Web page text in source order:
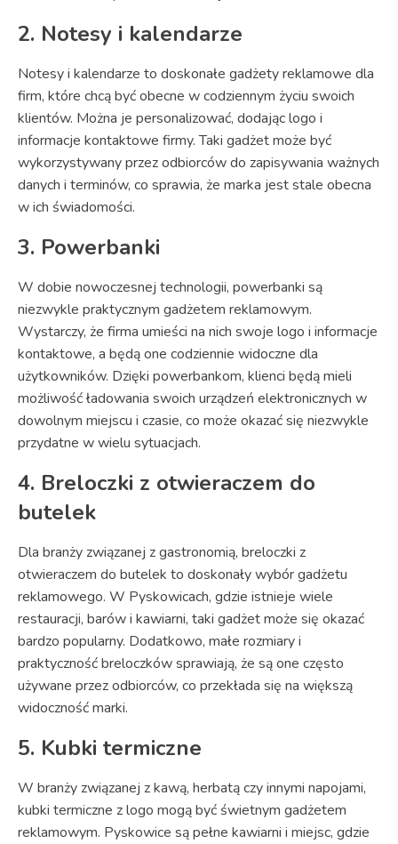
2. Notesy i kalendarze
Notesy i kalendarze to doskonałe gadżety reklamowe dla
firm, które chcą być obecne w codziennym życiu swoich
klientów. Można je personalizować, dodając logo i
informacje kontaktowe firmy. Taki gadżet może być
wykorzystywany przez odbiorców do zapisywania ważnych
danych i terminów, co sprawia, że marka jest stale obecna
w ich świadomości.
3. Powerbanki
W dobie nowoczesnej technologii, powerbanki są
niezwykle praktycznym gadżetem reklamowym.
Wystarczy, że firma umieści na nich swoje logo i informacje
kontaktowe, a będą one codziennie widoczne dla
użytkowników. Dzięki powerbankom, klienci będą mieli
możliwość ładowania swoich urządzeń elektronicznych w
dowolnym miejscu i czasie, co może okazać się niezwykle
przydatne w wielu sytuacjach.
4. Breloczki z otwieraczem do
butelek
Dla branży związanej z gastronomią, breloczki z
otwieraczem do butelek to doskonały wybór gadżetu
reklamowego. W Pyskowicach, gdzie istnieje wiele
restauracji, barów i kawiarni, taki gadżet może się okazać
bardzo popularny. Dodatkowo, małe rozmiary i
praktyczność breloczków sprawiają, że są one często
używane przez odbiorców, co przekłada się na większą
widoczność marki.
5. Kubki termiczne
W branży związanej z kawą, herbatą czy innymi napojami,
kubki termiczne z logo mogą być świetnym gadżetem
reklamowym. Pyskowice są pełne kawiarni i miejsc, gdzie